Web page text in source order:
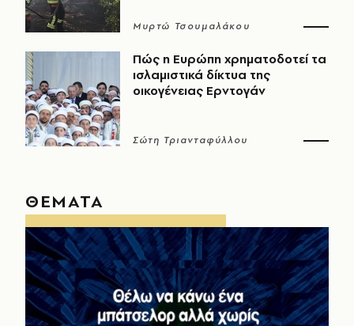
Μυρτώ Τσουμαλάκου
Πώς η Ευρώπη χρηματοδοτεί τα
ισλαμιστικά δίκτυα της
οικογένειας Ερντογάν
Σώτη Τριανταφύλλου
ΘΕΜΑΤΑ